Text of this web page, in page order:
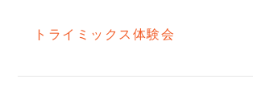
トライミックス体験会